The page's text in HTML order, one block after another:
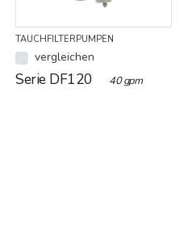
TAUCHFILTERPUMPEN
vergleichen
Serie DF120 40 gpm